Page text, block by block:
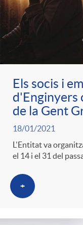
Els socis i
d'Enginyers
de la Gent
18/01/2021
L'Entitat va
el 14 i el 31 del
+